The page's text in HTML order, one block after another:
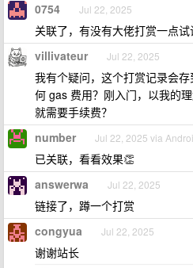
0754 Jul 22, 2025
关联了，有没有大佬打赏一点试
villivateur Jul 22, 2025
我有个疑问，这个打赏记录会
何 gas 费用？刚入门，以我的
就需要手续费？
number Jul 22, 2025 via
已关联，看看效果👏
answerwa Jul 22, 2025
链接了，蹲一个打赏
congyua Jul 22, 2025
谢谢站长